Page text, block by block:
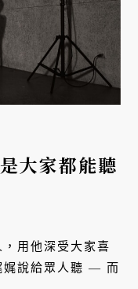
大家都能聽
用他深受大家喜
娓說給眾人聽 — 而